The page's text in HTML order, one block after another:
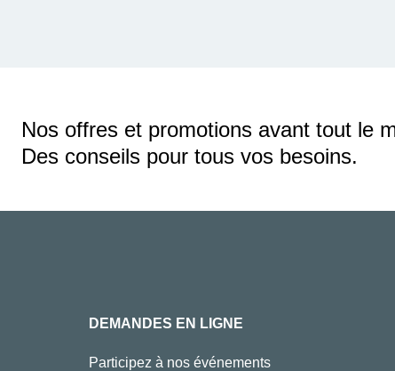
Nos offres et promotions avant tout le
Des conseils pour tous vos besoins.
DEMANDES EN LIGNE
Participez à nos événements